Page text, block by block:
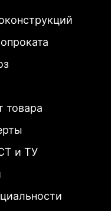
товара
и ТУ